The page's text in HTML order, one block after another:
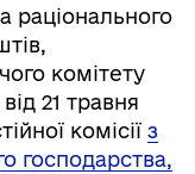
раціонального
комітету
21 травня
комісії з
господарства,